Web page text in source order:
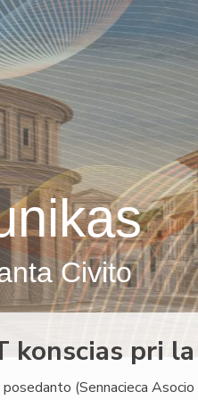
Civito
konscias pri
(Sennacieca Asocio